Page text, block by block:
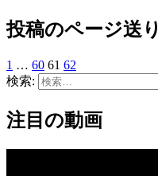
投稿のページ送り
1 … 60 61 62
検索:
注目の動画